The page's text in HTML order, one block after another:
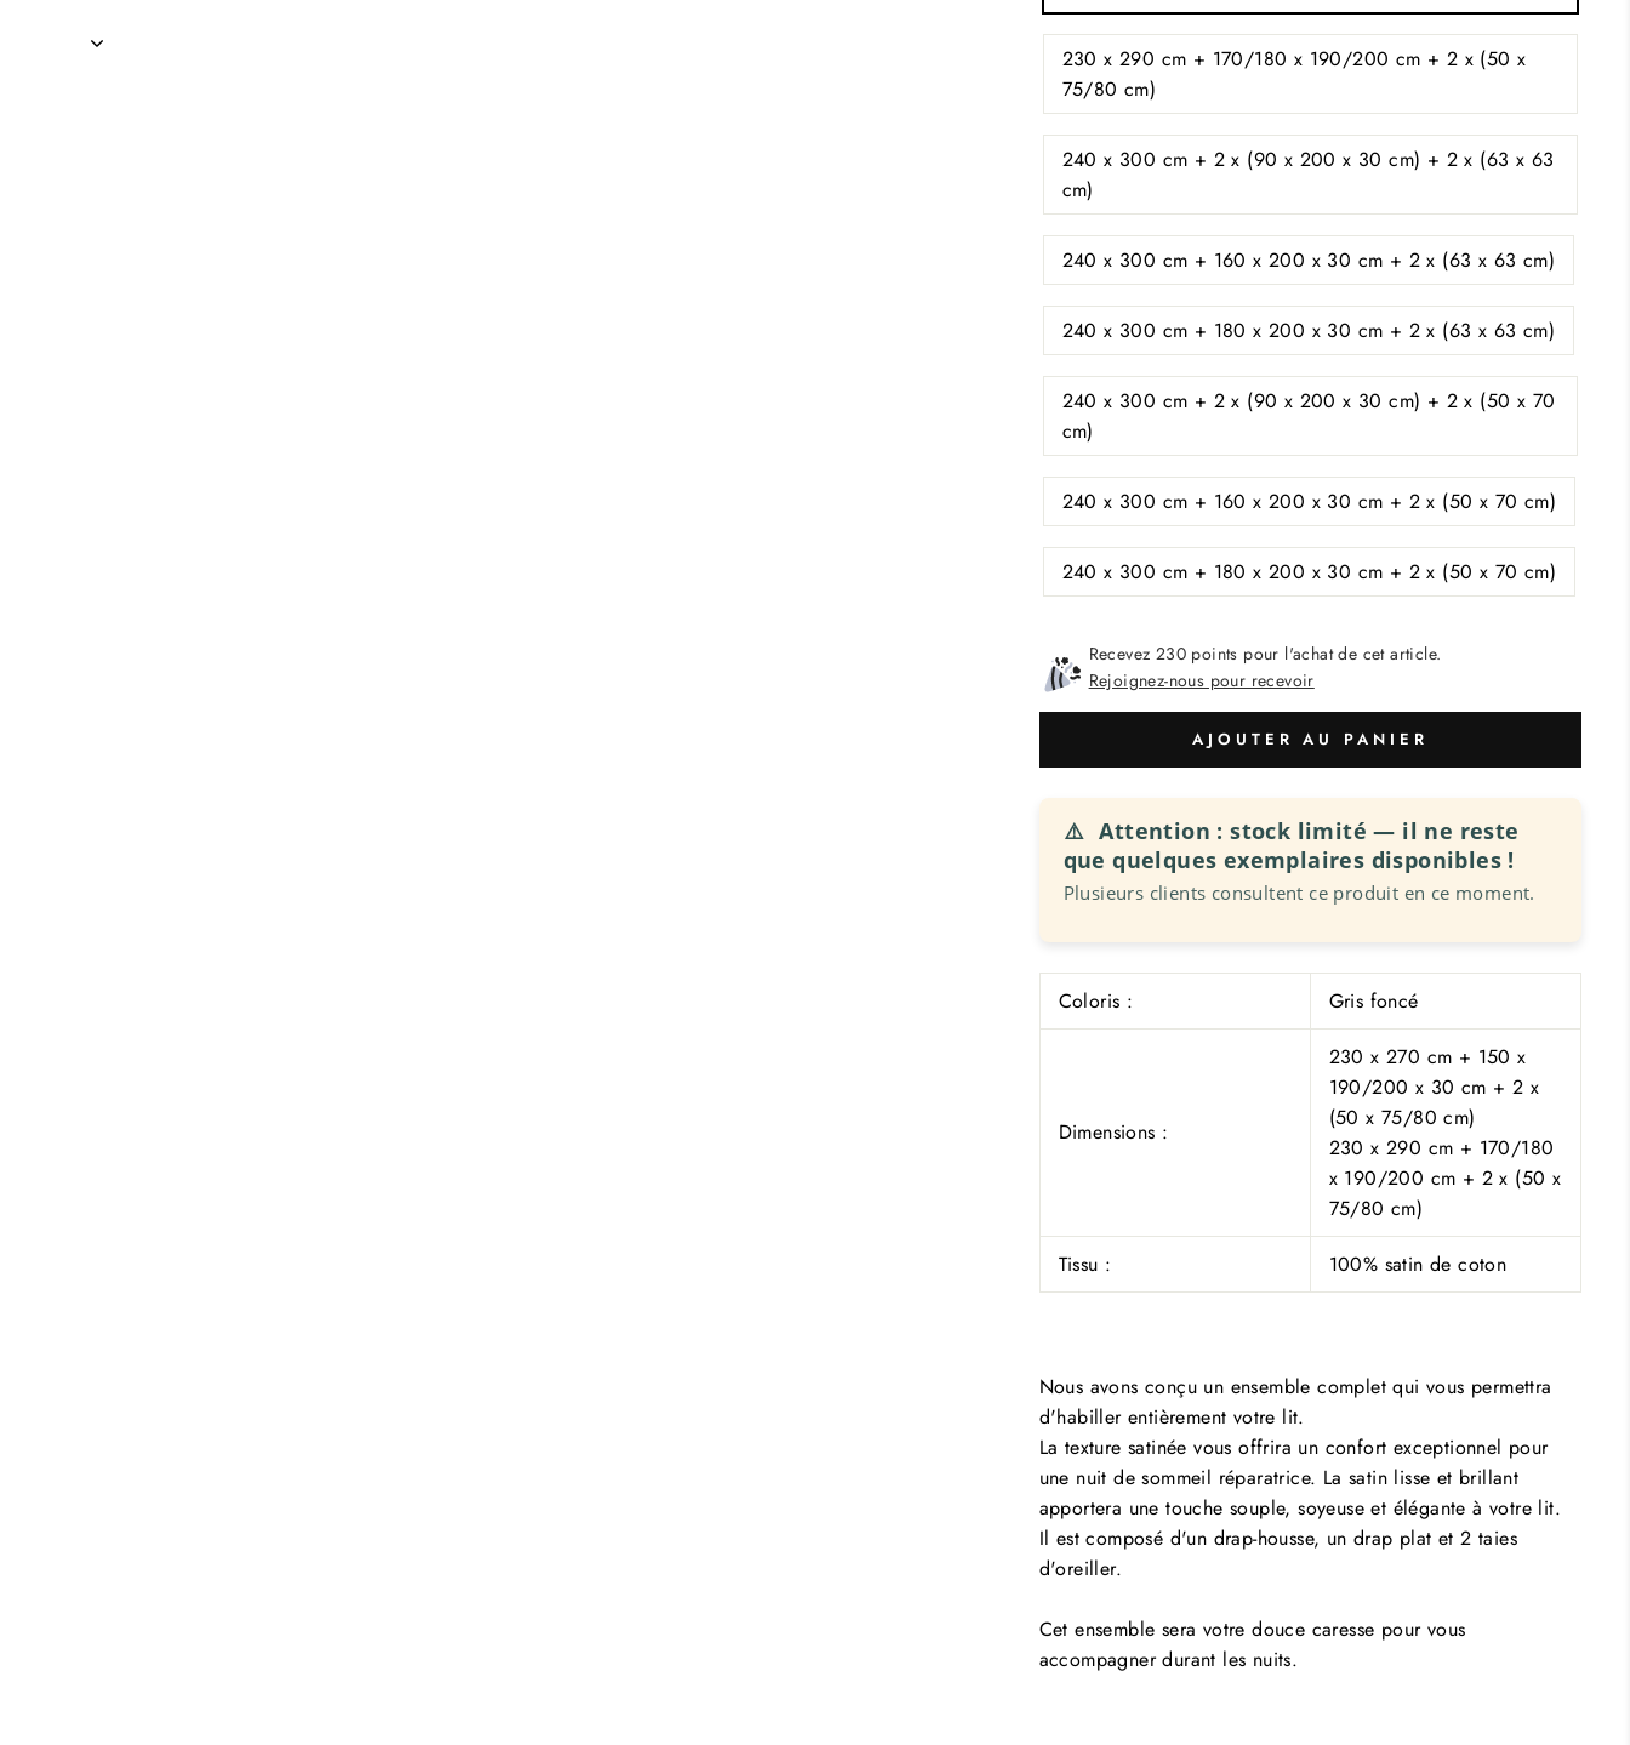
230 x 290 cm + 170/180 x 190/200 cm + 2 x (50 x
75/80 cm)
240 x 300 cm + 2 x (90 x 200 x 30 cm) + 2 x (63 x 63
cm)
240 x 300 cm + 160 x 200 x 30 cm + 2 x (63 x 63 cm)
240 x 300 cm + 180 x 200 x 30 cm + 2 x (63 x 63 cm)
240 x 300 cm + 2 x (90 x 200 x 30 cm) + 2 x (50 x 70
cm)
240 x 300 cm + 160 x 200 x 30 cm + 2 x (50 x 70 cm)
240 x 300 cm + 180 x 200 x 30 cm + 2 x (50 x 70 cm)
Recevez 230 points pour l'achat de cet article.
Rejoignez-nous pour recevoir
AJOUTER AU PANIER
⚠️ Attention : stock limité — il ne reste
quequelques exemplaires disponibles !
Plusieurs clients consultent ce produit en ce moment.
Coloris : Gris foncé
Dimensions :
230 x 270 cm + 150 x
190/200 x 30 cm + 2 x
(50 x 75/80 cm)
230 x 290 cm + 170/180
x 190/200 cm + 2 x (50 x
75/80 cm)
Tissu :
100% satin de coton
Nous avons conçu un ensemble complet qui vous permettra
d'habiller entièrement votre lit.
La texture satinée vous offrira un confort exceptionnel pour
une nuit de sommeil réparatrice. La satin lisse et brillant
apportera une touche souple, soyeuse et élégante à votre lit.
Il est composé d'un drap-housse, un drap plat et 2 taies
d'oreiller.
Cet ensemble sera votre douce caresse pour vous
accompagner durant les nuits.